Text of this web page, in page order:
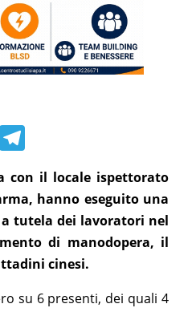
T
el
e
gr
a
m
con il locale ispettorato
hanno eseguito una
tutela dei lavoratori nel
di manodopera, il
cinesi.
su 6 presenti, dei quali 4